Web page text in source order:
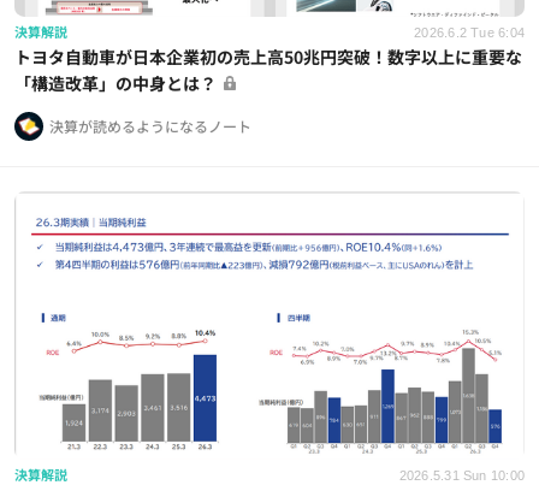
決算解説 2026.6.2 Tue 6:04
トヨタ自動車が日本企業初の売上高50兆円突破！数字以上に重要な
「構造改革」の中身とは？
決算が読めるようになるノート
決算解説 2026.5.31 Sun 10:00